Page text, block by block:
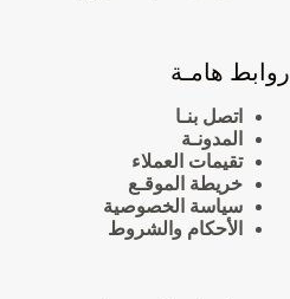
روابط هامـة
اتصل بنـا
المدونـة
تقيمات العملاء
خريطة الموقـع
سياسة الخصوصية
الأحكام والشروط